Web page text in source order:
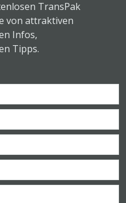
TransPak
von attraktiven
Infos,
Tipps.